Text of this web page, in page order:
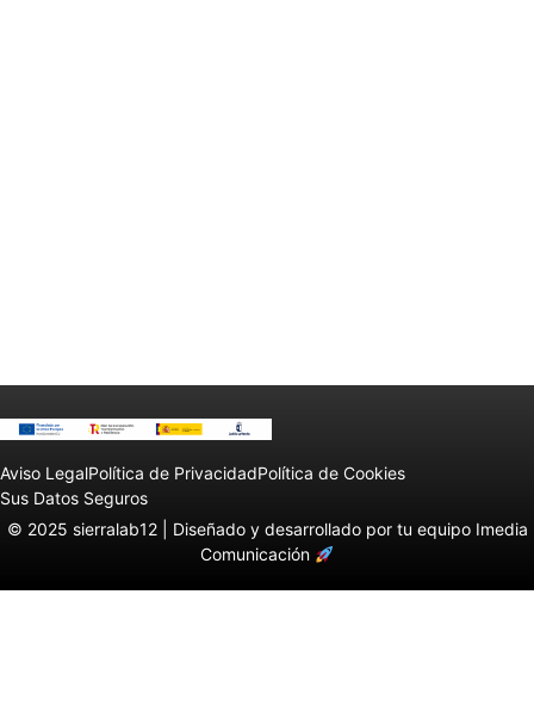
Aviso LegalPolítica de PrivacidadPolítica de Cookies
Sus Datos Seguros
© 2025 sierralab12 | Diseñado y desarrollado por tu equipo Imedia
Comunicación